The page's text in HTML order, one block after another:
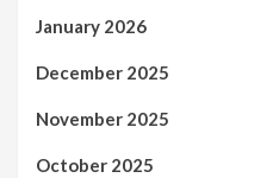
January 2026
December 2025
November 2025
October 2025